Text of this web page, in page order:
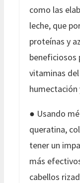
como las
leche, que
proteínas y
beneficiosos
vitaminas
humectación
● Usando
queratina,
tener un
más
cabellos